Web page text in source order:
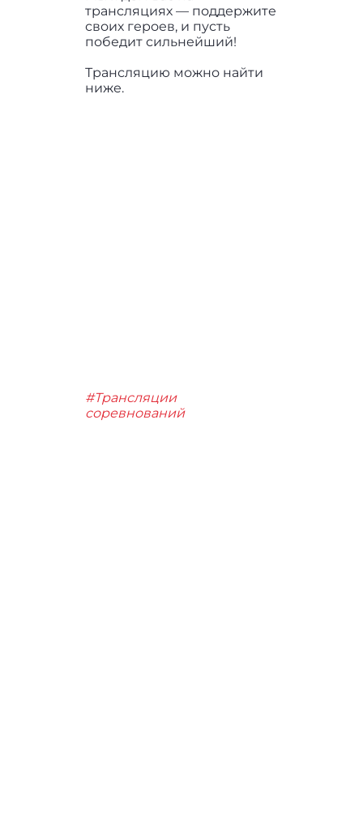
трансляциях — поддержите
своих героев, и пусть
победит сильнейший!
Трансляцию можно найти
ниже.
#Трансляции
соревнований